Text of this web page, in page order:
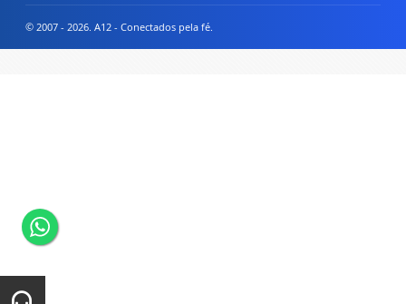
© 2007 - 2026. A12 - Conectados pela fé.